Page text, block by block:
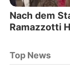
Nach dem
Ramazzotti
Top News